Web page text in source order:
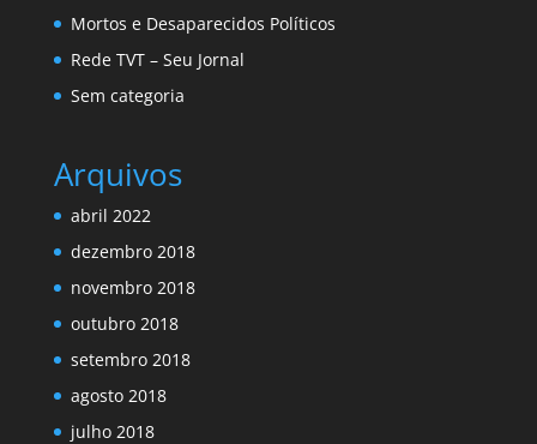
Mortos e Desaparecidos Políticos
Rede TVT – Seu Jornal
Sem categoria
Arquivos
abril 2022
dezembro 2018
novembro 2018
outubro 2018
setembro 2018
agosto 2018
julho 2018